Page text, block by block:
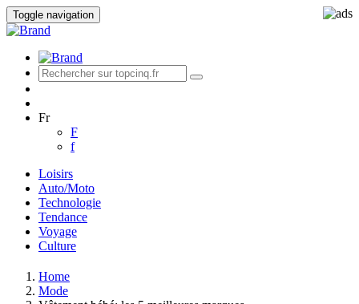
Toggle navigation
Fr
F
f
Loisirs
Auto/Moto
Technologie
Tendance
Voyage
Culture
Home
Mode